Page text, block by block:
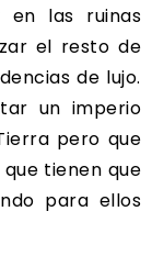
en las ruinas
el resto de
de lujo.
un imperio
pero que
tienen que
para ellos